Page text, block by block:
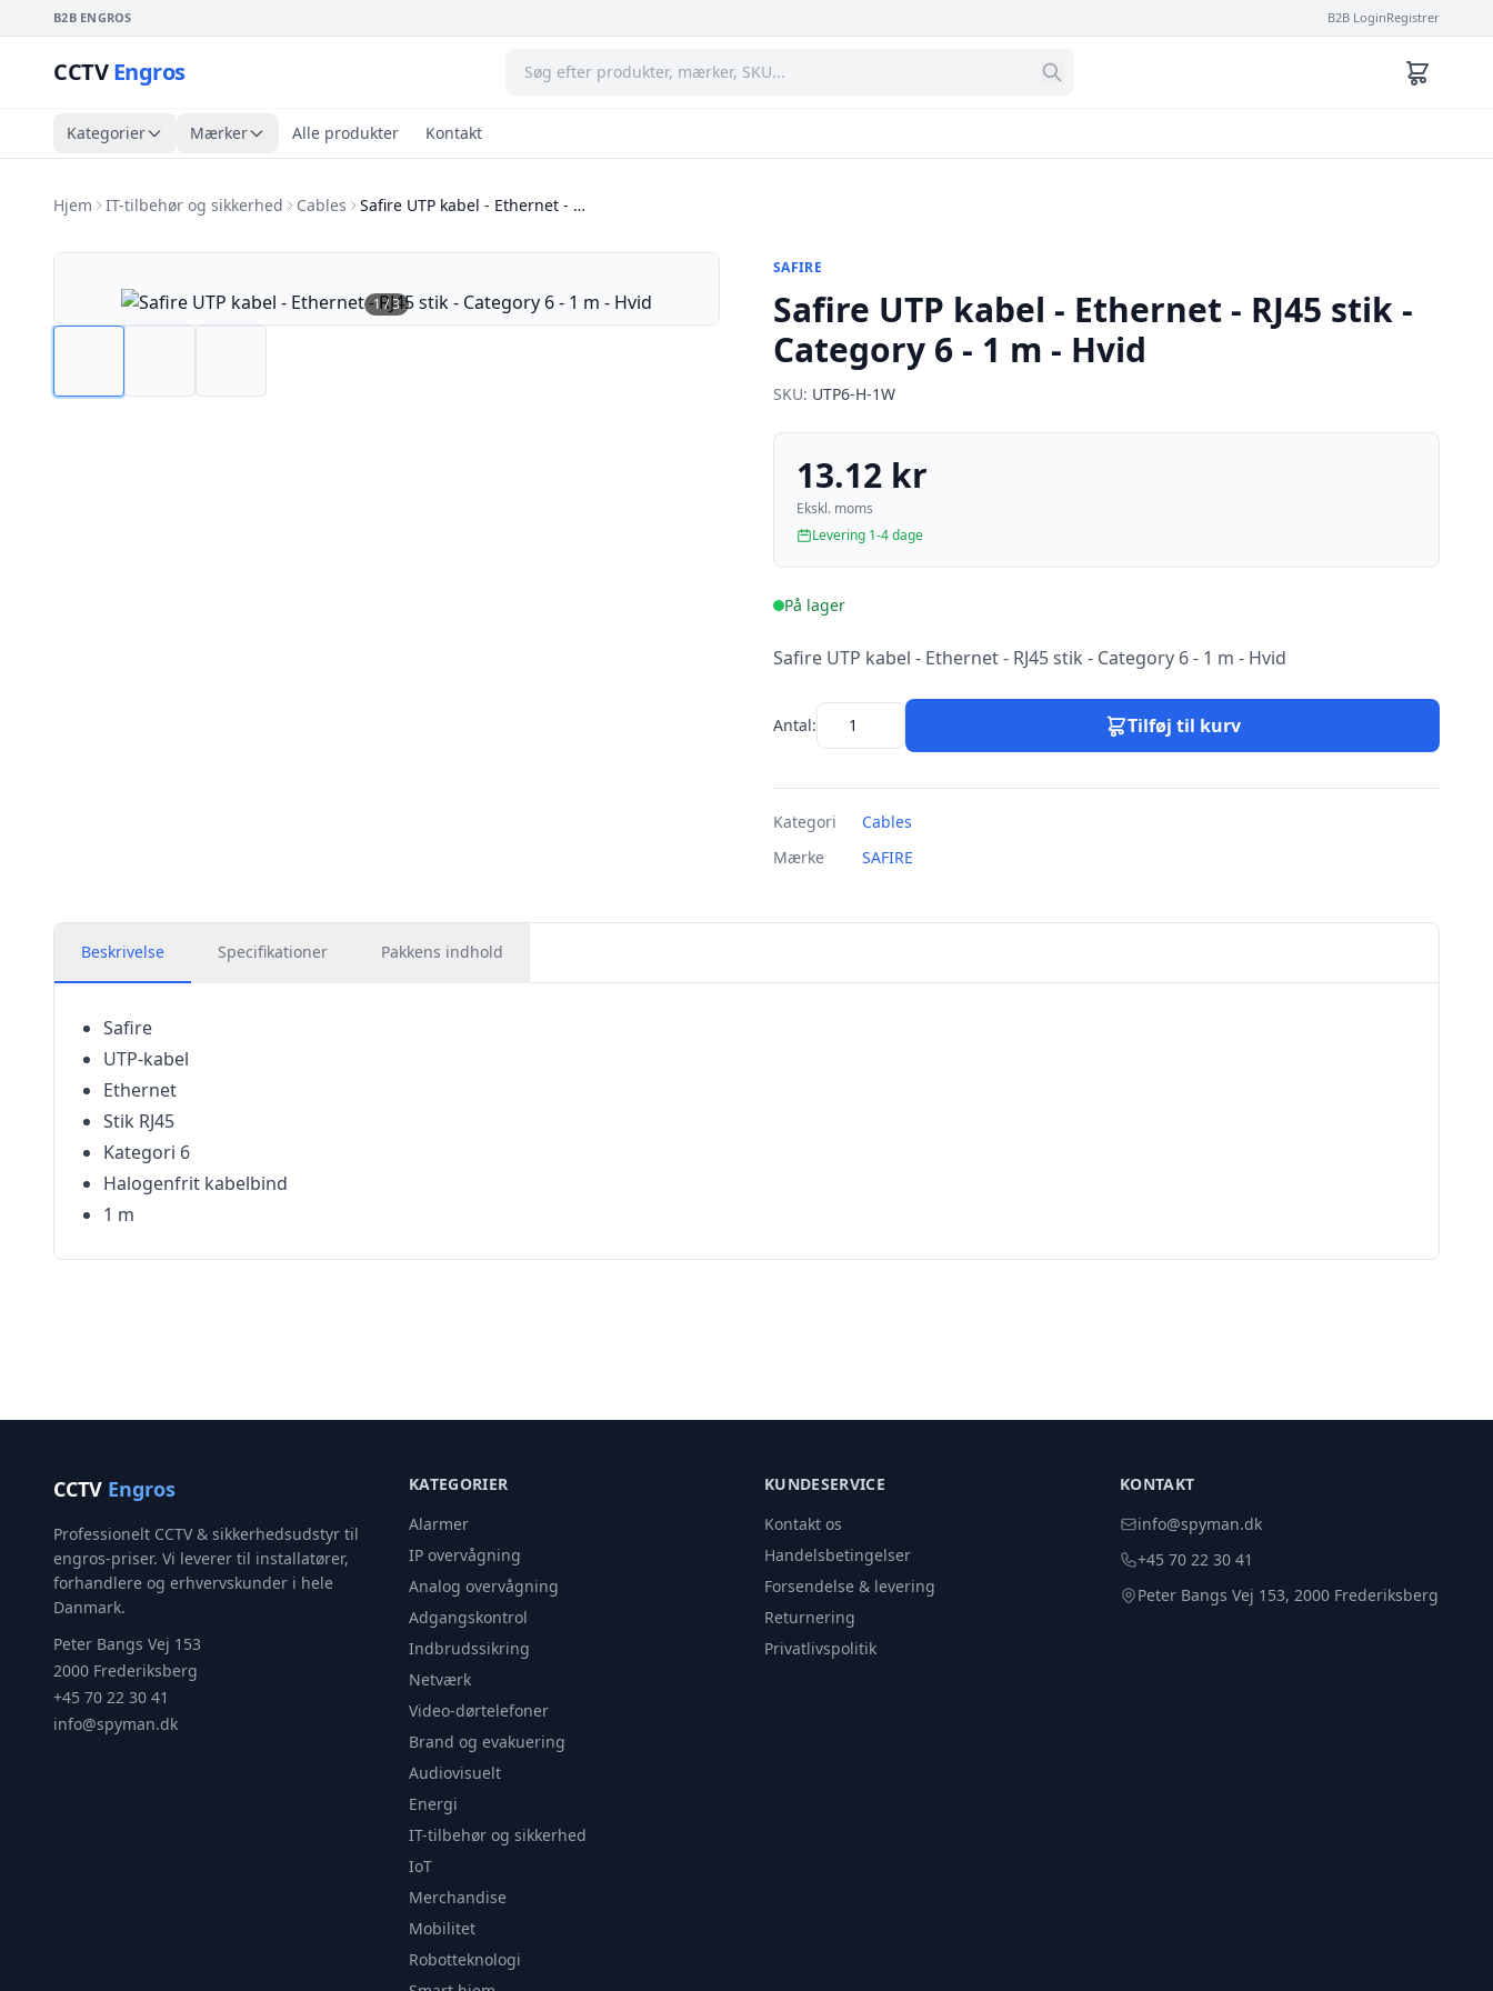
B2B ENGROS B2B LoginRegistrer
CCTVEngros
Kategorier Mærker Alle produkter Kontakt
Hjem IT-tilbehør og sikkerhed Cables Safire UTP kabel - Ethernet - …
1/3
SAFIRE
Safire UTP kabel - Ethernet - RJ45 stik -
Category 6 - 1 m - Hvid
SKU: UTP6-H-1W
13.12 kr
Ekskl. moms
Levering 1-4 dage
På lager
Safire UTP kabel - Ethernet - RJ45 stik - Category 6 - 1 m - Hvid
Antal: Tilføj til kurv
Kategori
Cables
Mærke
SAFIRE
Beskrivelse Specifikationer Pakkens indhold
Safire
UTP-kabel
Ethernet
Stik RJ45
Kategori 6
Halogenfrit kabelbind
1 m
CCTV Engros
Professionelt CCTV & sikkerhedsudstyr til
engros-priser. Vi leverer til installatører,
forhandlere og erhvervskunder i hele
Danmark.
Peter Bangs Vej 153
2000 Frederiksberg
+45 70 22 30 41
info@spyman.dk
KATEGORIER
Alarmer
IP overvågning
Analog overvågning
Adgangskontrol
Indbrudssikring
Netværk
Video-dørtelefoner
Brand og evakuering
Audiovisuelt
Energi
IT-tilbehør og sikkerhed
IoT
Merchandise
Mobilitet
Robotteknologi
KUNDESERVICE
Kontakt os
Handelsbetingelser
Forsendelse & levering
Returnering
Privatlivspolitik
KONTAKT
info@spyman.dk
+45 70 22 30 41
Peter Bangs Vej 153, 2000 Frederiksberg